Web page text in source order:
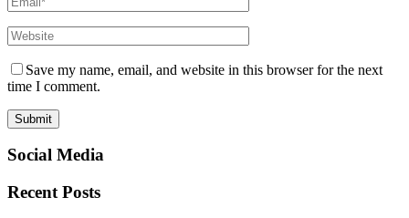
Save my name, email, and website in this browser for the next
time I comment.
Social Media
Recent Posts